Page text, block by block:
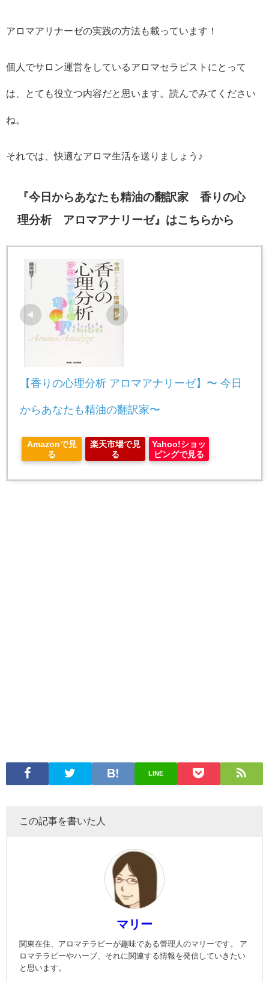
アロマアリナーゼの実践の方法も載っています！
個人でサロン運営をしているアロマセラピストにとって
は、とても役立つ内容だと思います。読んでみてください
ね。
それでは、快適なアロマ生活を送りましょう♪
『今日からあなたも精油の翻訳家 香りの心
理分析 アロマアナリーゼ』はこちらから
【香りの心理分析 アロマアナリーゼ】〜 今日
からあなたも精油の翻訳家〜
Amazonで見
る
楽天市場で見
る
Yahoo!ショッ
ピングで見る
LINE
この記事を書いた人
マリー
関東在住、アロマテラピーが趣味である管理人のマリーです。 ア
ロマテラピーやハーブ、それに関連する情報を発信していきたい
と思います。